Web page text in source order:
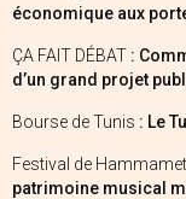
économique aux
ÇA FAIT DÉBAT :
d’un grand projet
Bourse de Tunis : Le
Festival de
patrimoine musical